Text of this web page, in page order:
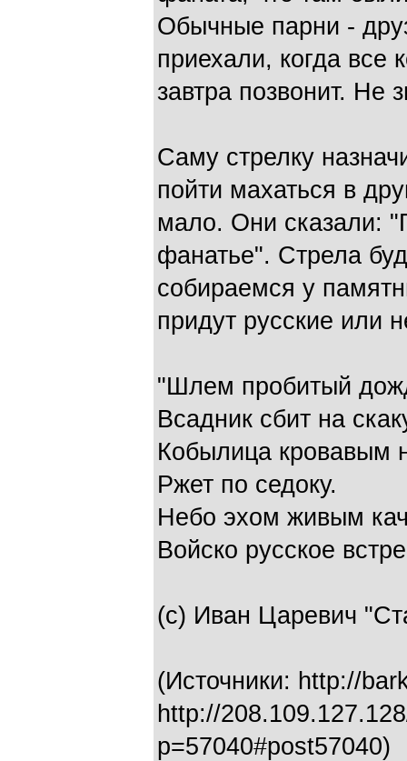
Обычные парни -
приехали, когда все
завтра позвонит. Не
Саму стрелку
пойти махаться в
мало. Они сказали:
фанатье". Стрела
собираемся у
придут русские или
"Шлем пробитый
Всадник сбит на
Кобылица кровавым
Ржет по седоку.
Небо эхом живым
Войско русское
(с) Иван Царевич
(Источники: http://
http://
p=57040#post57040)